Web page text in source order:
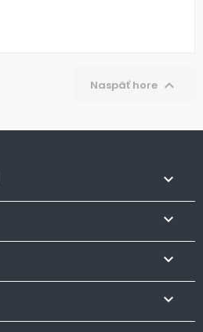
Naspäť hore 



